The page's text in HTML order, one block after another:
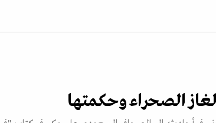
الصحراء وحكمتها